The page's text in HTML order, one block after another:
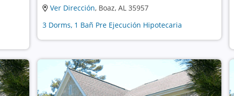
Ver Dirección, Boaz, AL 35957
3 Dorms, 1 Bañ Pre Ejecución Hipotecaria